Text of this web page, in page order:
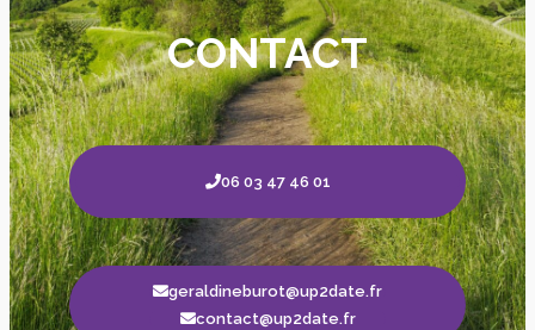
CONTACT
06 03 47 46 01
geraldineburot@up2date.fr
contact@up2date.fr